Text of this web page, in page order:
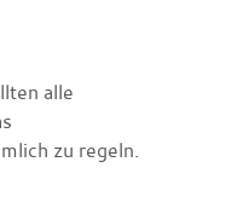
alle
zu regeln.